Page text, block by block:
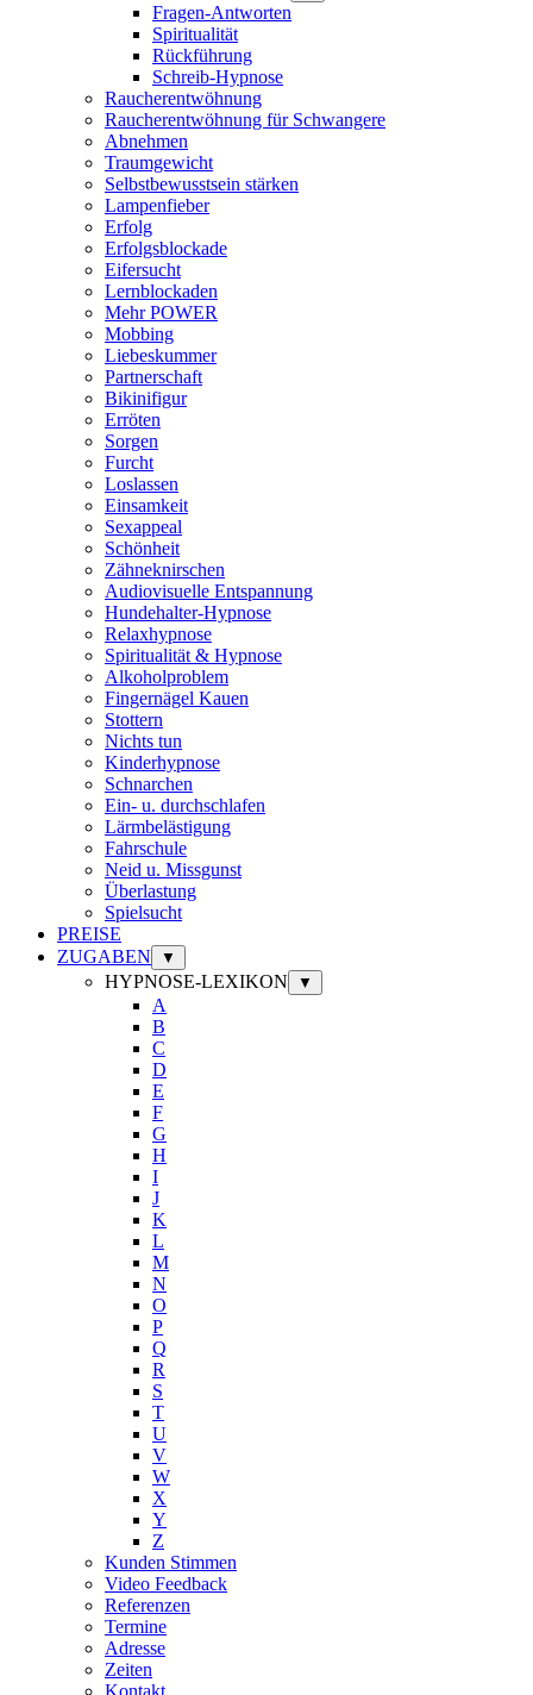
Fragen-Antworten
Spiritualität
Rückführung
Schreib-Hypnose
Raucherentwöhnung
Raucherentwöhnung für Schwangere
Abnehmen
Traumgewicht
Selbstbewusstsein stärken
Lampenfieber
Erfolg
Erfolgsblockade
Eifersucht
Lernblockaden
Mehr POWER
Mobbing
Liebeskummer
Partnerschaft
Bikinifigur
Erröten
Sorgen
Furcht
Loslassen
Einsamkeit
Sexappeal
Schönheit
Zähneknirschen
Audiovisuelle Entspannung
Hundehalter-Hypnose
Relaxhypnose
Spiritualität & Hypnose
Alkoholproblem
Fingernägel Kauen
Stottern
Nichts tun
Kinderhypnose
Schnarchen
Ein- u. durchschlafen
Lärmbelästigung
Fahrschule
Neid u. Missgunst
Überlastung
Spielsucht
PREISE
ZUGABEN
▼
HYPNOSE-LEXIKON ▼
A
B
C
D
E
F
G
H
I
J
K
L
M
N
O
P
Q
R
S
T
U
V
W
X
Y
Z
Kunden Stimmen
Video Feedback
Referenzen
Termine
Adresse
Zeiten
Kontakt